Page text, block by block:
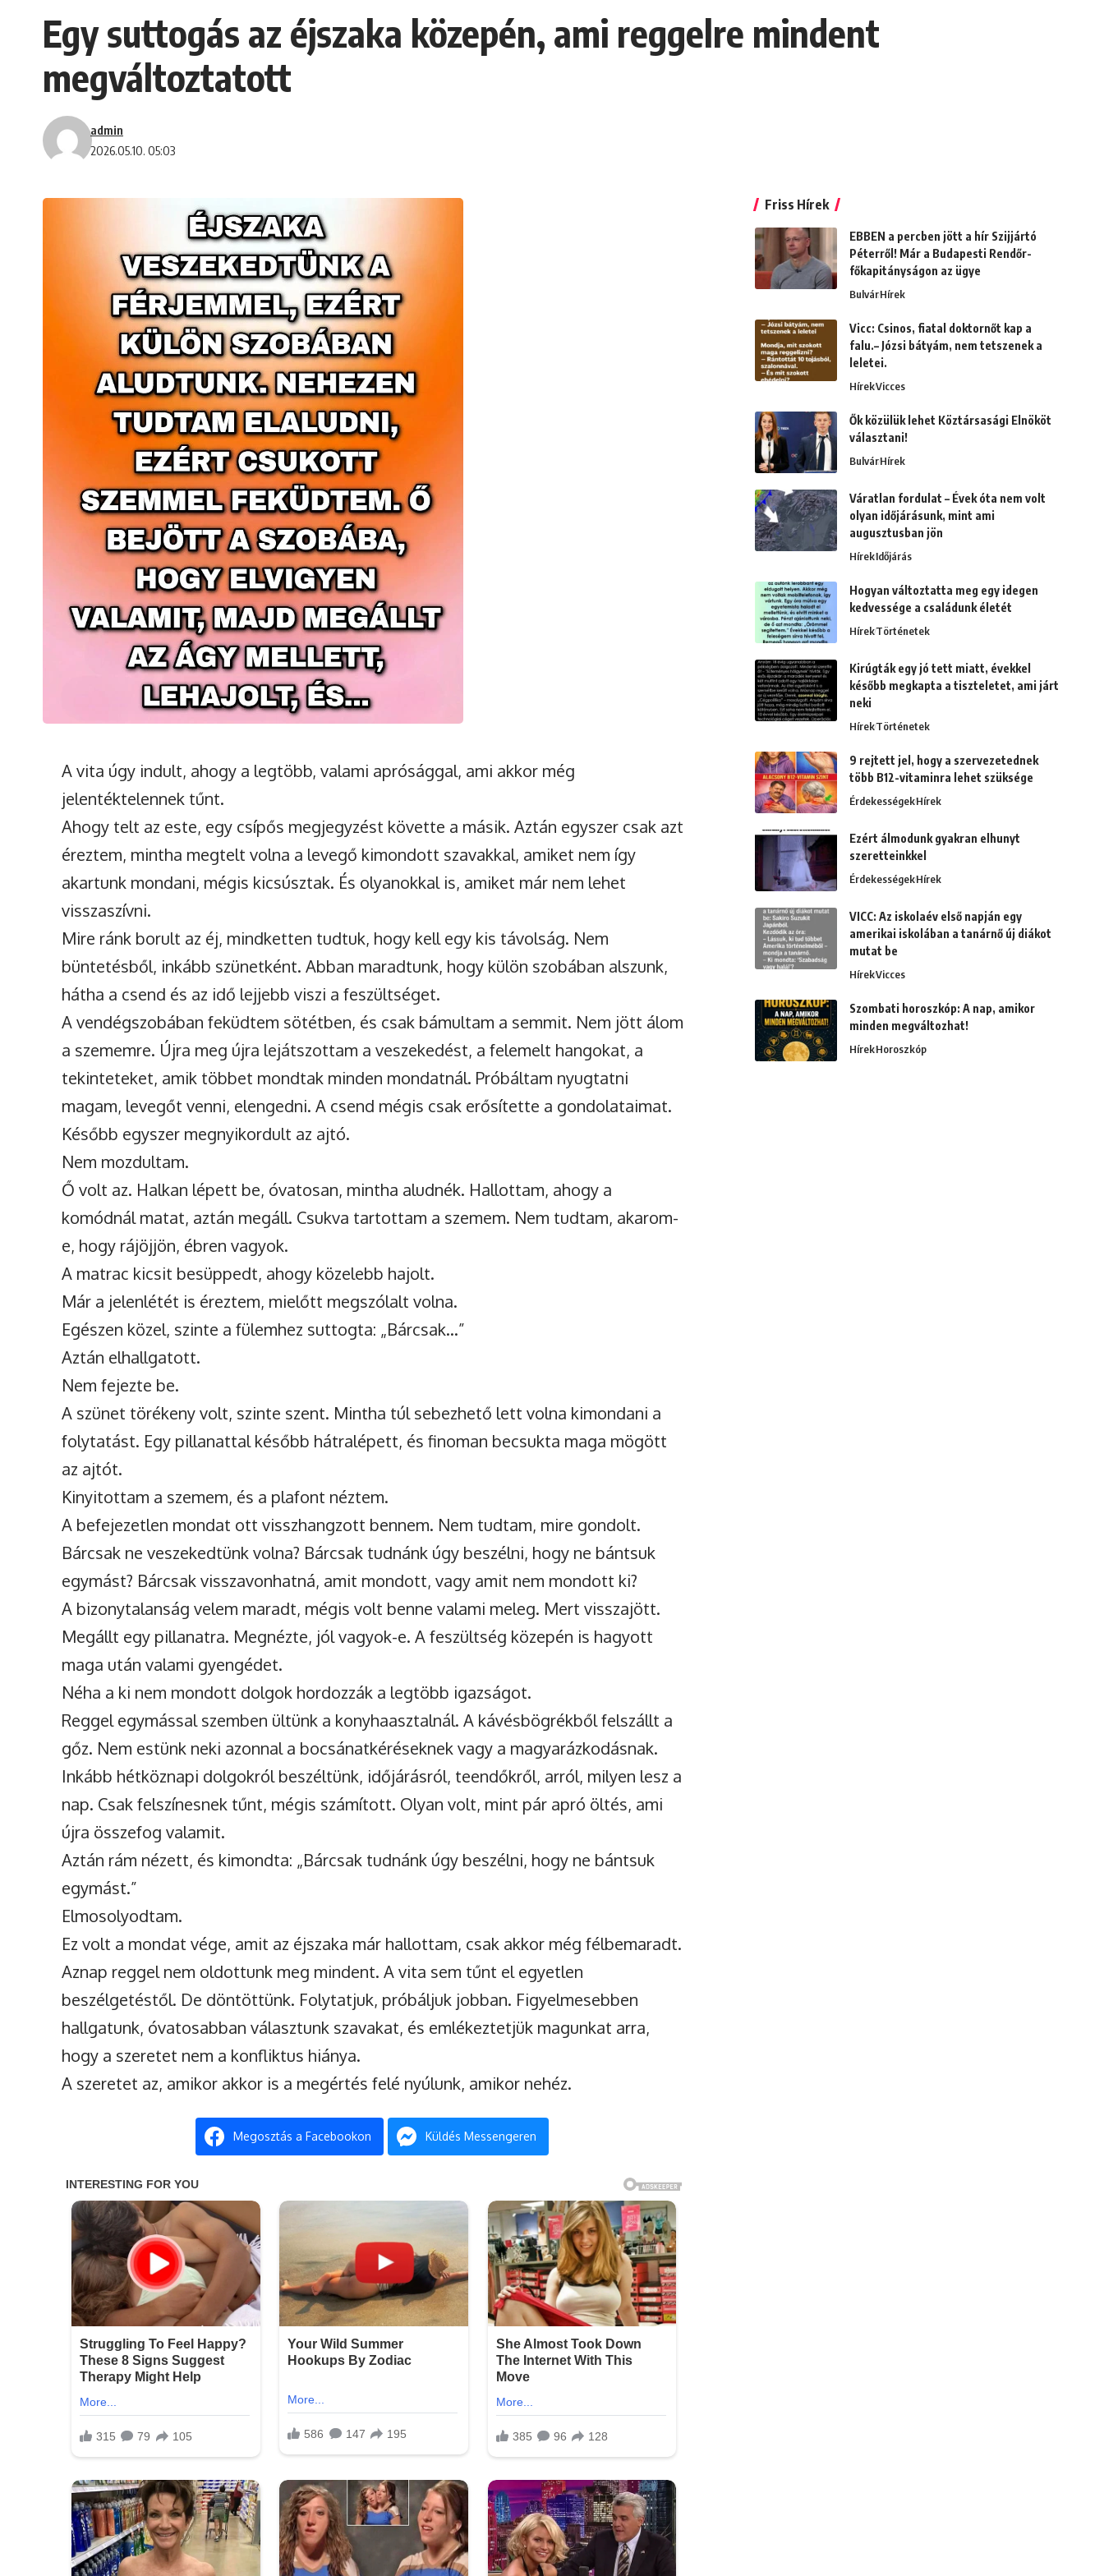
Egy suttogás az éjszaka közepén, ami reggelre mindent
megváltoztatott
2026.05.10. 05:03
admin
A vita úgy indult, ahogy a legtöbb, valami aprósággal, ami akkor még
jelentéktelennek tűnt.
Ahogy telt az este, egy csípős megjegyzést követte a másik. Aztán egyszer csak azt
éreztem, mintha megtelt volna a levegő kimondott szavakkal, amiket nem így
akartunk mondani, mégis kicsúsztak. És olyanokkal is, amiket már nem lehet
visszaszívni.
Mire ránk borult az éj, mindketten tudtuk, hogy kell egy kis távolság. Nem
büntetésből, inkább szünetként. Abban maradtunk, hogy külön szobában alszunk,
hátha a csend és az idő lejjebb viszi a feszültséget.
A vendégszobában feküdtem sötétben, és csak bámultam a semmit. Nem jött álom
a szememre. Újra meg újra lejátszottam a veszekedést, a felemelt hangokat, a
tekinteteket, amik többet mondtak minden mondatnál. Próbáltam nyugtatni
magam, levegőt venni, elengedni. A csend mégis csak erősítette a gondolataimat.
Később egyszer megnyikordult az ajtó.
Nem mozdultam.
Ő volt az. Halkan lépett be, óvatosan, mintha aludnék. Hallottam, ahogy a
komódnál matat, aztán megáll. Csukva tartottam a szemem. Nem tudtam, akarom-
e, hogy rájöjjön, ébren vagyok.
A matrac kicsit besüppedt, ahogy közelebb hajolt.
Már a jelenlétét is éreztem, mielőtt megszólalt volna.
Egészen közel, szinte a fülemhez suttogta: „Bárcsak…”
Aztán elhallgatott.
Nem fejezte be.
A szünet törékeny volt, szinte szent. Mintha túl sebezhető lett volna kimondani a
folytatást. Egy pillanattal később hátralépett, és finoman becsukta maga mögött
az ajtót.
Kinyitottam a szemem, és a plafont néztem.
A befejezetlen mondat ott visszhangzott bennem. Nem tudtam, mire gondolt.
Bárcsak ne veszekedtünk volna? Bárcsak tudnánk úgy beszélni, hogy ne bántsuk
egymást? Bárcsak visszavonhatná, amit mondott, vagy amit nem mondott ki?
A bizonytalanság velem maradt, mégis volt benne valami meleg. Mert visszajött.
Megállt egy pillanatra. Megnézte, jól vagyok-e. A feszültség közepén is hagyott
maga után valami gyengédet.
Néha a ki nem mondott dolgok hordozzák a legtöbb igazságot.
Reggel egymással szemben ültünk a konyhaasztalnál. A kávésbögrékből felszállt a
gőz. Nem estünk neki azonnal a bocsánatkéréseknek vagy a magyarázkodásnak.
Inkább hétköznapi dolgokról beszéltünk, időjárásról, teendőkről, arról, milyen lesz a
nap. Csak felszínesnek tűnt, mégis számított. Olyan volt, mint pár apró öltés, ami
újra összefog valamit.
Aztán rám nézett, és kimondta: „Bárcsak tudnánk úgy beszélni, hogy ne bántsuk
egymást.”
Elmosolyodtam.
Ez volt a mondat vége, amit az éjszaka már hallottam, csak akkor még félbemaradt.
Aznap reggel nem oldottunk meg mindent. A vita sem tűnt el egyetlen
beszélgetéstől. De döntöttünk. Folytatjuk, próbáljuk jobban. Figyelmesebben
hallgatunk, óvatosabban választunk szavakat, és emlékeztetjük magunkat arra,
hogy a szeretet nem a konfliktus hiánya.
A szeretet az, amikor akkor is a megértés felé nyúlunk, amikor nehéz.
Megosztás a Facebookon Küldés Messengeren
Friss Hírek
EBBEN a percben jött a hír Szijjártó
Péterről! Már a Budapesti Rendőr-
főkapitányságon az ügye
BulvárHírek
Vicc: Csinos, fiatal doktornőt kap a
falu.– Józsi bátyám, nem tetszenek a
leletei.
HírekVicces
Ők közülük lehet Köztársasági Elnököt
választani!
BulvárHírek
Váratlan fordulat – Évek óta nem volt
olyan időjárásunk, mint ami
augusztusban jön
HírekIdőjárás
Hogyan változtatta meg egy idegen
kedvessége a családunk életét
HírekTörténetek
Kirúgták egy jó tett miatt, évekkel
később megkapta a tiszteletet, ami járt
neki
HírekTörténetek
9 rejtett jel, hogy a szervezetednek
több B12-vitaminra lehet szüksége
ÉrdekességekHírek
Ezért álmodunk gyakran elhunyt
szeretteinkkel
ÉrdekességekHírek
VICC: Az iskolaév első napján egy
amerikai iskolában a tanárnő új diákot
mutat be
HírekVicces
Szombati horoszkóp: A nap, amikor
minden megváltozhat!
HírekHoroszkóp